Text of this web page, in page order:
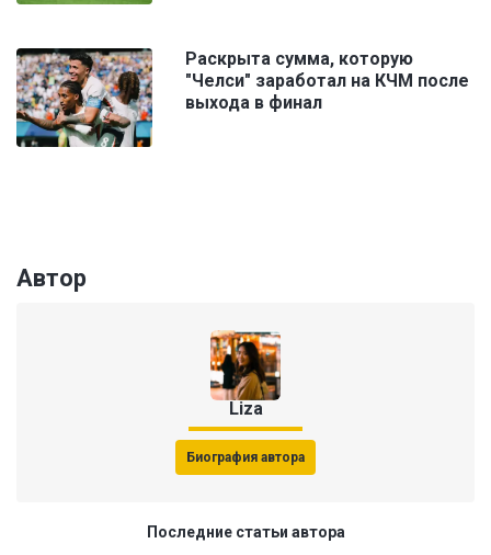
Раскрыта сумма, которую
"Челси" заработал на КЧМ после
выхода в финал
Автор
Liza
Биография автора
Последние статьи автора